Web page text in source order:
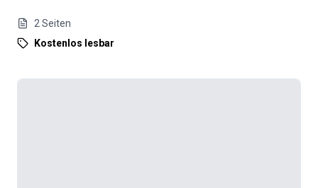
2 Seiten
Kostenlos lesbar